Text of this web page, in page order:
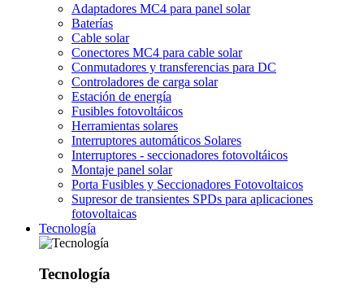
Adaptadores MC4 para panel solar
Baterías
Cable solar
Conectores MC4 para cable solar
Conmutadores y transferencias para DC
Controladores de carga solar
Estación de energía
Fusibles fotovoltáicos
Herramientas solares
Interruptores automáticos Solares
Interruptores - seccionadores fotovoltáicos
Montaje panel solar
Porta Fusibles y Seccionadores Fotovoltaicos
Supresor de transientes SPDs para aplicaciones
fotovoltaicas
Tecnología
Tecnología